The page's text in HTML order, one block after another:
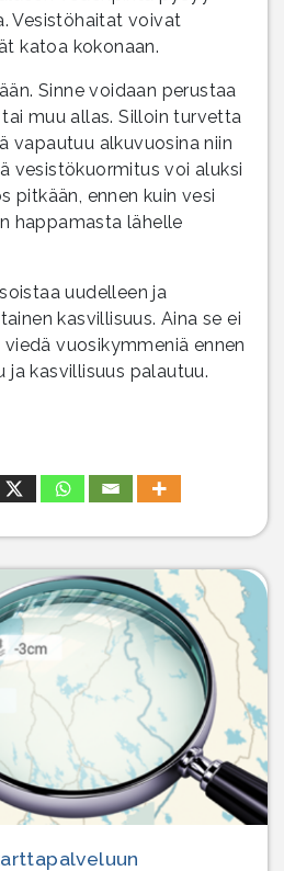
Vesistöhaitat voivat
katoa kokonaan.
Sinne voidaan perustaa
muu allas. Silloin turvetta
vapautuu alkuvuosina niin
vesistökuormitus voi aluksi
pitkään, ennen kuin vesi
happamasta lähelle
uudelleen ja
kasvillisuus. Aina se ei
vuosikymmeniä ennen
ja kasvillisuus palautuu.